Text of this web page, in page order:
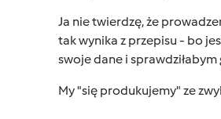
Ja nie twierdzę, że
tak wynika z przepisu - bo
swoje dane i
My "się produkujemy" ze